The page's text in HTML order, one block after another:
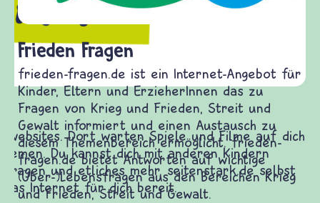
Frieden Fragen
frieden-fragen.de ist ein Internet-Angebot für
Kinder, Eltern und ErzieherInnen das zu
Fragen von Krieg und Frieden, Streit und
Gewalt informiert und einen Austausch zu
diesem Themenbereich ermöglicht. frieden-
fragen.de bietet Antworten auf wichtige
(Über-)Lebensfragen aus den Bereichen Krieg
und Frieden, Streit und Gewalt.